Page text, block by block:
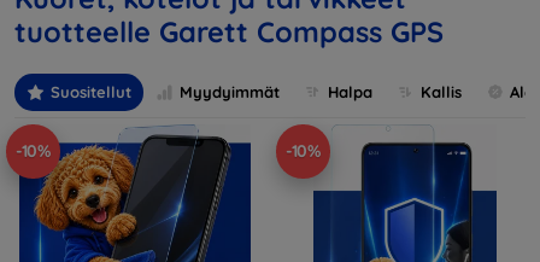
tuotteelle Garett Compass GPS
Suositellut Myydyimmät Halpa Kallis
-10% -10%